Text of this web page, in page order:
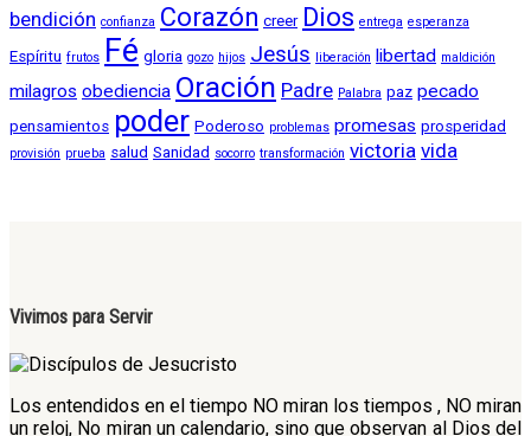
bendición confianza Corazón creer Dios entrega esperanza
Espíritu frutos Fé gloria gozo hijos Jesús liberación libertad maldición
milagros obediencia Oración Padre Palabra paz pecado
pensamientos poder Poderoso problemas promesas prosperidad
provisión prueba salud Sanidad socorro transformación victoria vida
Vivimos para Servir
Los entendidos en el tiempo NO miran los tiempos , NO miran
un reloj, No miran un calendario, sino que observan al Dios del